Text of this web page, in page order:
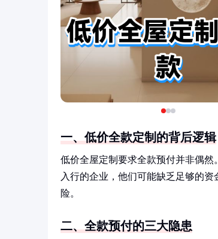
一、低价全款定制的背后逻辑
低价全屋定制要求全款预付并非偶
入行的企业，他们可能缺乏足够的
险。
二、全款预付的三大隐患